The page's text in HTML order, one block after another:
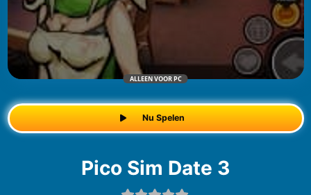
ALLEEN VOOR PC
Nu Spelen
Pico Sim Date 3